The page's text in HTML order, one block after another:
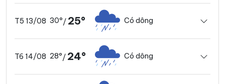
T5 13/08 30°/ 25° Có dông
T6 14/08 28°/ 24° Có dông